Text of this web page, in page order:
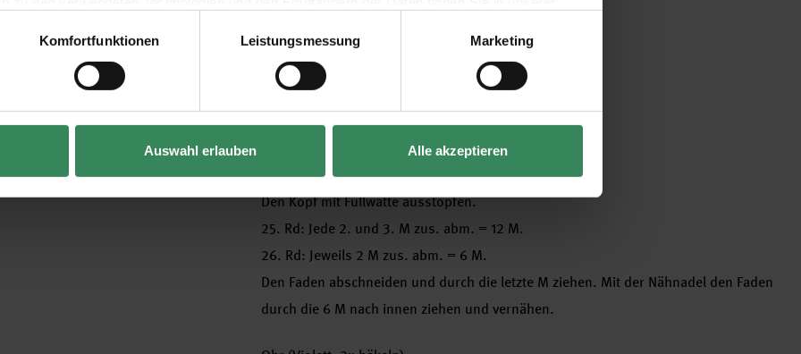
Vertrag widerrufen
Komfortfunktionen Leistungsmessung Marketing
Auswahl erlauben Alle akzeptieren
17. – 18. Rd: Fe M häkeln.
19. Rd: Jede 7. und 8. M zus. abm. = 42 M.
20. Rd: Jede 6. und 7. M zus. abm. = 36 M.
21. Rd: Fe M häkeln.
22. Rd: Jede 5. und 6. M zus. abm. = 30 M.
23. Rd: Jede 4. und 5. M zus. abm. = 24 M.
24. Rd: Jede 3. und 4. M zus. abm. = 18 M.
Den Kopf mit Füllwatte ausstopfen.
25. Rd: Jede 2. und 3. M zus. abm. = 12 M.
26. Rd: Jeweils 2 M zus. abm. = 6 M.
Den Faden abschneiden und durch die letzte M ziehen. Mit der Nähnadel den Faden
durch die 6 M nach innen ziehen und vernähen.